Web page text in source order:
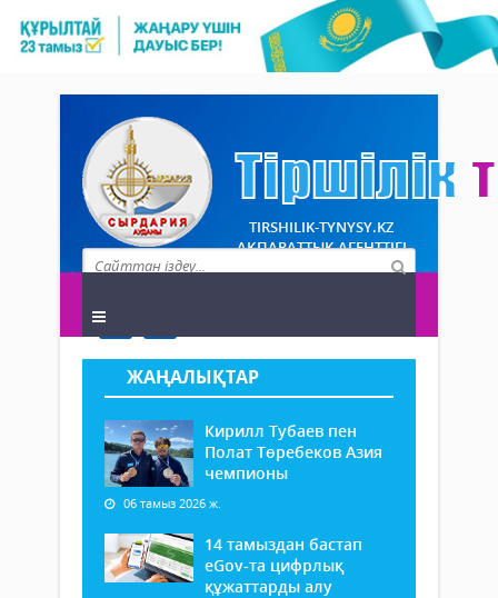
TIRSHILIK-TYNYSY.KZ
АҚПАРАТТЫҚ АГЕНТТІГІ
ЖАҢАЛЫҚТАР
Кирилл Тубаев пен
Полат Төребеков Азия
чемпионы
06 тамыз 2026 ж.
14 тамыздан бастап
еGov-та цифрлық
құжаттарды алу